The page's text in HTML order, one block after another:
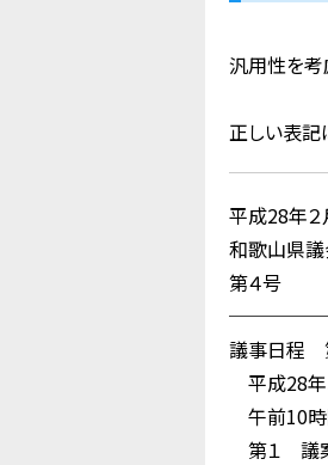
汎用性を考
正しい表記
平成28年２
和歌山県
第４号
議事日程
平成28年
午前10
第１ 議